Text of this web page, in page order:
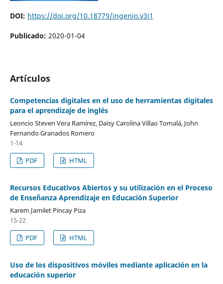
DOI: https://doi.org/10.18779/ingenio.v3i1
Publicado: 2020-01-04
Artículos
Competencias digitales en el uso de herramientas digitales
para el aprendizaje de inglés
Leoncio Steven Vera Ramírez, Daisy Carolina Villao Tomalá, John
Fernando Granados Romero
1-14
PDF
HTML
Recursos Educativos Abiertos y su utilización en el Proceso
de Enseñanza Aprendizaje en Educación Superior
Karem Jamilet Pincay Piza
15-22
PDF
HTML
Uso de los dispositivos móviles mediante aplicación en la
educación superior